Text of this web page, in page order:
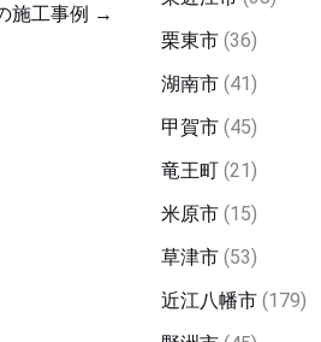
施工事例 →
栗東市 (36)
湖南市 (41)
甲賀市 (45)
竜王町 (21)
米原市 (15)
草津市 (53)
近江八幡市 (179)